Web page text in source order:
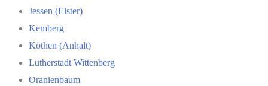
Jessen (Elster)
Kemberg
Köthen (Anhalt)
Lutherstadt Wittenberg
Oranienbaum